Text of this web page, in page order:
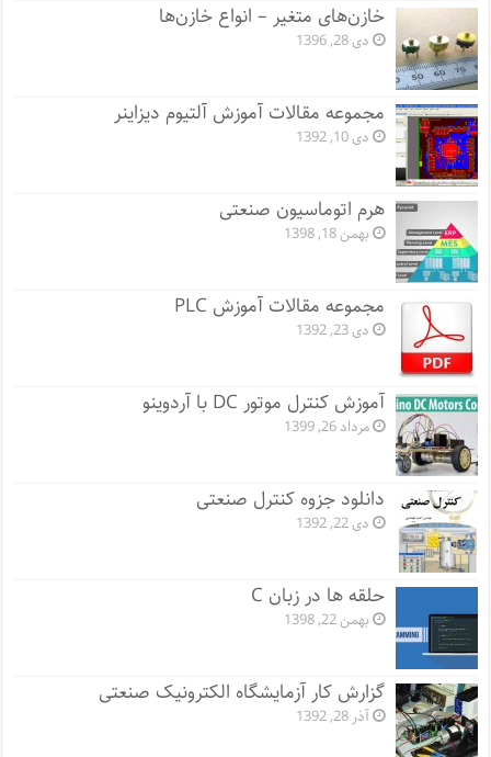
خازن‌های متغیر – انواع خازن‌ها
دی 28, 1396
مجموعه مقالات آموزش آلتیوم دیزاینر
دی 10, 1392
هرم اتوماسیون صنعتی
بهمن 18, 1398
مجموعه مقالات آموزش PLC
دی 23, 1392
آموزش کنترل موتور DC با آردوینو
مرداد 26, 1399
دانلود جزوه کنترل صنعتی
دی 22, 1392
حلقه ها در زبان C
بهمن 22, 1398
گزارش کار آزمایشگاه الکترونیک صنعتی
آذر 28, 1392